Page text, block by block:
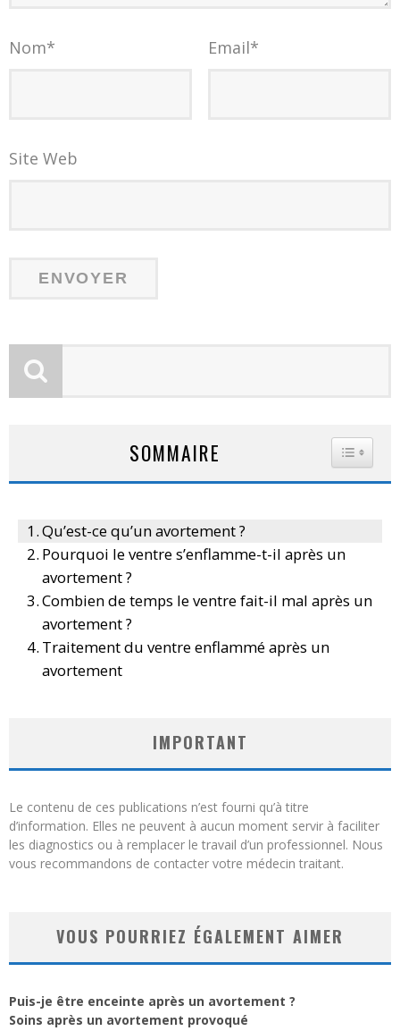
Nom* Email*
Site Web
SOMMAIRE
Qu’est-ce qu’un avortement ?
Pourquoi le ventre s’enflamme-t-il après un
avortement ?
Combien de temps le ventre fait-il mal après un
avortement ?
Traitement du ventre enflammé après un
avortement
IMPORTANT
Le contenu de ces publications n’est fourni qu’à titre
d’information. Elles ne peuvent à aucun moment servir à faciliter
les diagnostics ou à remplacer le travail d’un professionnel. Nous
vous recommandons de contacter votre médecin traitant.
VOUS POURRIEZ ÉGALEMENT AIMER
Puis-je être enceinte après un avortement ?
Soins après un avortement provoqué